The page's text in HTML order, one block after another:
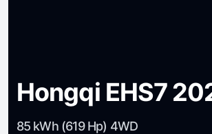
Hongqi EHS7
85 kWh (619 Hp) 4WD